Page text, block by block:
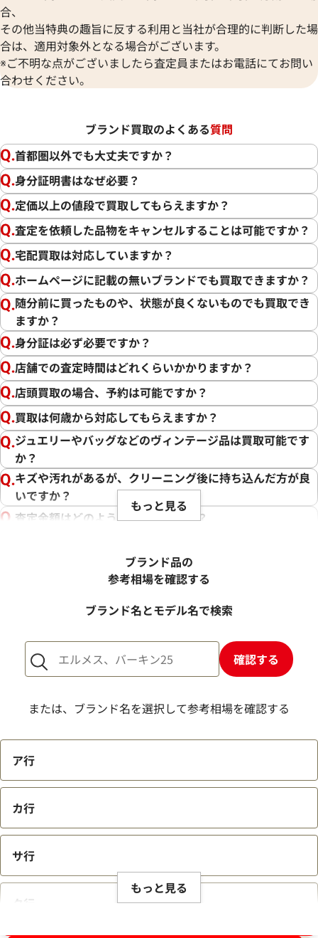
合、
その他当特典の趣旨に反する利用と当社が合理的に判断した場
合は、適用対象外となる場合がございます。
※ご不明な点がございましたら査定員またはお電話にてお問い
合わせください。
ブランド買取のよくある質問
首都圏以外でも大丈夫ですか？
身分証明書はなぜ必要？
定価以上の値段で買取してもらえますか？
査定を依頼した品物をキャンセルすることは可能ですか？
宅配買取は対応していますか？
ホームページに記載の無いブランドでも買取できますか？
随分前に買ったものや、状態が良くないものでも買取でき
ますか？
身分証は必ず必要ですか？
店舗での査定時間はどれくらいかかりますか？
店頭買取の場合、予約は可能ですか？
買取は何歳から対応してもらえますか？
ジュエリーやバッグなどのヴィンテージ品は買取可能です
か？
キズや汚れがあるが、クリーニング後に持ち込んだ方が良
いですか？
査定金額はどのように決まりますか？
売却するか悩んでいるのですが、査定だけお願いできます
1点からでも査定できますか？
もっと見る
ブランド品の
参考相場を確認する
ブランド名とモデル名で検索
確認する
または、ブランド名を選択して参考相場を確認する
ア行
カ行
サ行
タ行
もっと見る